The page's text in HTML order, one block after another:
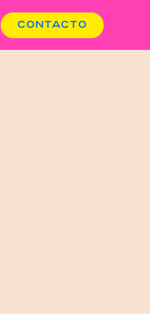
CONTACTO